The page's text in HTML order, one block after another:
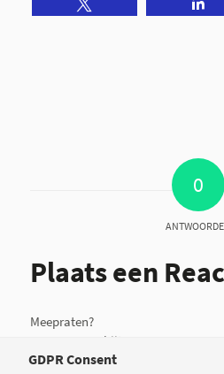
0
Plaats een
Meepraten?
Draag gerust bij!
GDPR Consent